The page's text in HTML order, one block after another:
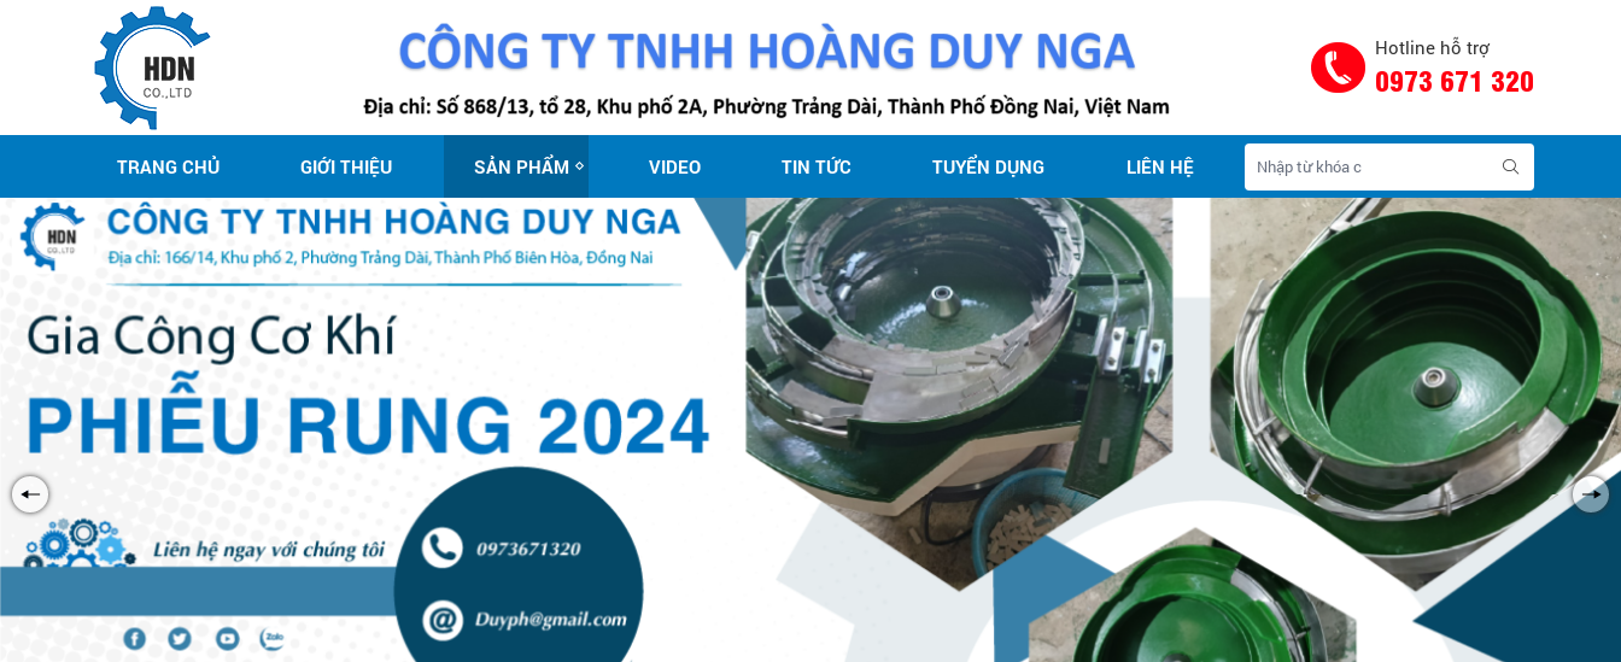
Hotline hỗ trợ
0973 671 320
TRANG CHỦ GIỚI THIỆU SẢN PHẨM VIDEO TIN TỨC TUYỂN DỤNG LIÊN HỆ